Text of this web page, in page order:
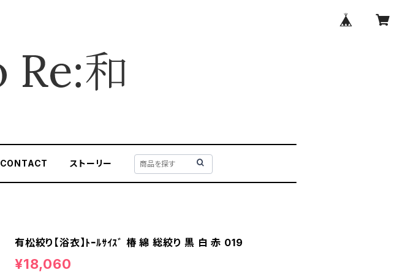
CONTACT ストーリー
有松絞り【浴衣】ﾄｰﾙｻｲｽﾞ 椿 綿 総絞り 黒 白 赤 019
¥18,060